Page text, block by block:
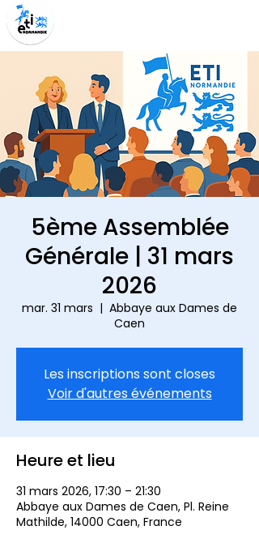
5ème Assemblée
Générale | 31 mars
2026
mar. 31 mars
  |
Abbaye aux Dames de
Caen
Les inscriptions sont closes
Voir d'autres événements
Heure et lieu
31 mars 2026, 17:30 – 21:30
Abbaye aux Dames de Caen, Pl. Reine
Mathilde, 14000 Caen, France